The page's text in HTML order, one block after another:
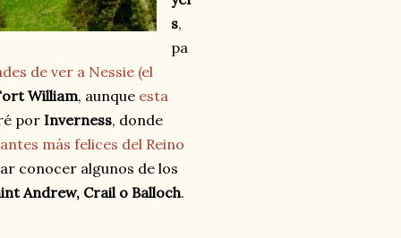
s,
pa
de ver a Nessie (el
William, aunque esta
por Inverness, donde
más felices del Reino
conocer algunos de los
Andrew, Crail o Balloch.